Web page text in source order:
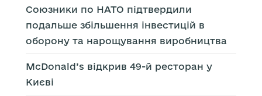
Союзники по НАТО підтвердили
подальше збільшення інвестицій в
оборону та нарощування виробництва
McDonald’s відкрив 49-й ресторан у
Києві